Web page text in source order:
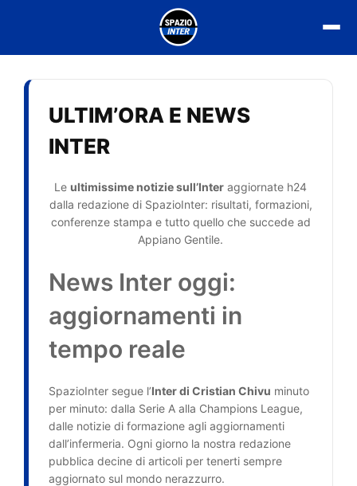
ULTIM’ORA E NEWS
INTER
Le ultimissime notizie sull’Inter aggiornate h24
dalla redazione di SpazioInter: risultati, formazioni,
conferenze stampa e tutto quello che succede ad
Appiano Gentile.
News Inter oggi:
aggiornamenti in
tempo reale
SpazioInter segue l’Inter di Cristian Chivu minuto
per minuto: dalla Serie A alla Champions League,
dalle notizie di formazione agli aggiornamenti
dall’infermeria. Ogni giorno la nostra redazione
pubblica decine di articoli per tenerti sempre
aggiornato sul mondo nerazzurro.